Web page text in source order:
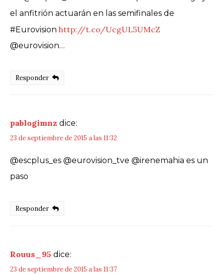
el anfitrión actuarán en las semifinales de
#Eurovision http://t.co/UcgUL5UMcZ
@eurovision…
Responder
pablogimnz dice:
23 de septiembre de 2015 a las 11:32
@escplus_es @eurovision_tve @irenemahia es un
paso
Responder
Rouus_95 dice:
23 de septiembre de 2015 a las 11:37